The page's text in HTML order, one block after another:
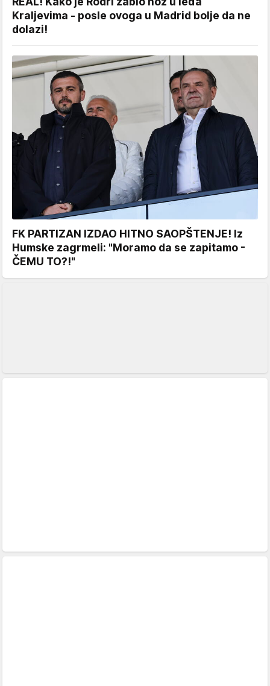
Kraljevima - posle ovoga u Madrid bolje da ne
dolazi!
FK PARTIZAN IZDAO HITNO SAOPŠTENJE! Iz
Humske zagrmeli: "Moramo da se zapitamo -
ČEMU TO?!"